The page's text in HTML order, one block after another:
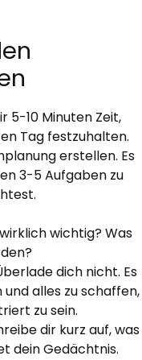
5-10 Minuten Zeit,
Tag festzuhalten.
erstellen. Es
3-5 Aufgaben zu
wichtig? Was
dich nicht. Es
alles zu schaffen,
zu sein.
dir kurz auf, was
dein Gedächtnis.